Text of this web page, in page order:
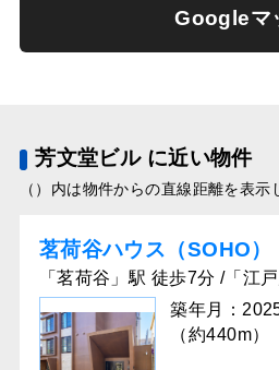
Googleマ
芳文堂ビル に近い物件
（）内は物件からの直線距離を表示
茗荷谷ハウス（SOHO
「茗荷谷」駅 徒歩7分 /「江
築年月：
（約440m）